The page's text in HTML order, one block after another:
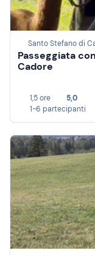
Santo Stefano di
Passeggiata
Cadore
1,5 ore
5,0
1-6 partecipanti